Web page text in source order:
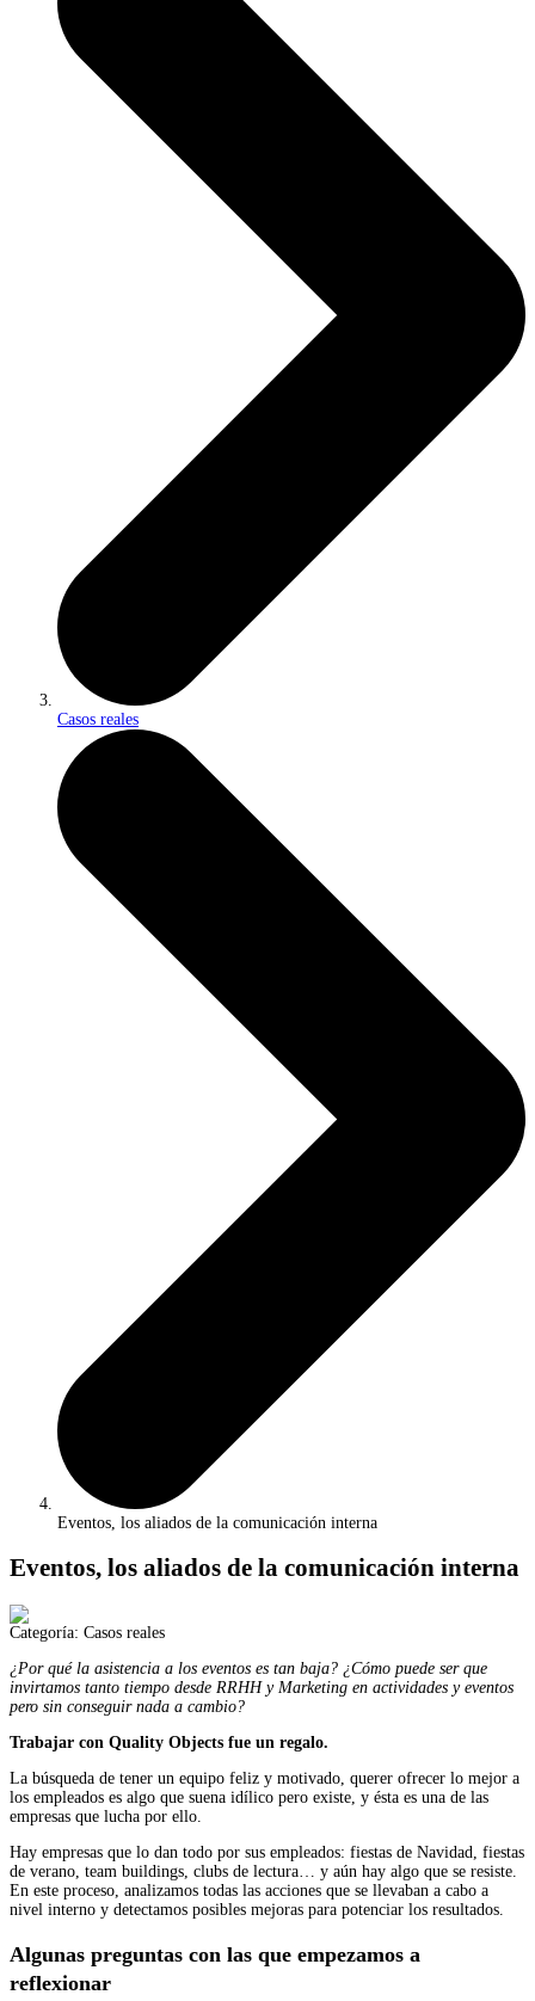
Casos reales
Eventos, los aliados de la comunicación interna
Eventos, los aliados de la comunicación interna
Categoría: Casos reales
¿Por qué la asistencia a los eventos es tan baja? ¿Cómo puede ser que
invirtamos tanto tiempo desde RRHH y Marketing en actividades y eventos
pero sin conseguir nada a cambio?
Trabajar con Quality Objects fue un regalo.
La búsqueda de tener un equipo feliz y motivado, querer ofrecer lo mejor a
los empleados es algo que suena idílico pero existe, y ésta es una de las
empresas que lucha por ello.
Hay empresas que lo dan todo por sus empleados: fiestas de Navidad, fiestas
de verano, team buildings, clubs de lectura… y aún hay algo que se resiste.
En este proceso, analizamos todas las acciones que se llevaban a cabo a
nivel interno y detectamos posibles mejoras para potenciar los resultados.
Algunas preguntas con las que empezamos a
reflexionar